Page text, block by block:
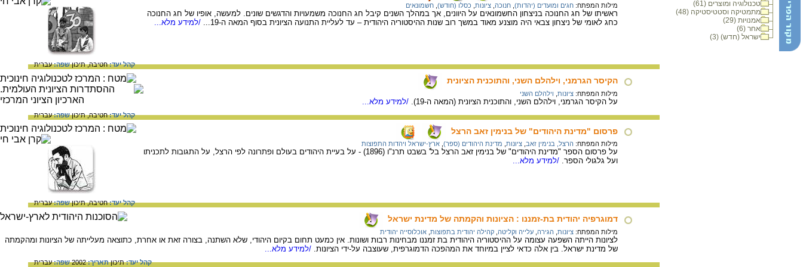
טכנולוגיה ומוצרים (61)
מתמטיקה וסטטיסטיקה (48)
אמנויות (29)
אחר (6)
ישראל (חדש) (3)
מילות המפתח: חגים ומועדים (יהדות) חנוכה ציונות כסלו (חודש) חשמונאים
ראשיתו של חג החנוכה בניצחון החשמונאים על היוונים, אך במהלך השנים קיבל חג החנוכה משמעויות והדגשים שונים. למעשה, אופיו של חג החנוכה
כחג לאומי של ניצחון צבאי היה מוצנע מאוד במשך רוב שנות ההיסטוריה היהודית – עד לעליית התנועה הציונית בסוף המאה ה-19...
/למידע מלא...
קהל יעד:חטיבה,תיכוןשפה:עברית
הקיסר הגרמני, וילהלם השני, והתוכנית הציונית
מילות המפתח: ציונות וילהלם השני
על הקיסר הגרמני, וילהלם השני, והתוכנית הציונית (המאה ה-19). /למידע מלא...
קהל יעד:חטיבה,תיכוןשפה:עברית
פרסום "מדינת היהודים" של בנימין זאב הרצל
מילות המפתח: הרצל, בנימין זאב ציונות מדינת היהודים (ספר) ארץ-ישראל ויהדות התפוצות
על פרסום הספר "מדינת היהודים" של בנימין זאב הרצל בל' בשבט תרנ"ו (1896) - על בעיית היהודים בעולם ופתרונה לפי הרצל, על התגובות לתכניתו
ועל גלגולי הספר. /למידע מלא...
קהל יעד:חטיבה,תיכוןשפה:עברית
דמוגרפיה יהודית בת-זמננו : הציונות והקמתה של מדינת ישראל
מילות המפתח: ציונות הגירה עלייה וקליטה קהילה יהודית בתפוצות אוכלוסייה יהודית
לציונות הייתה השפעה עצומה על ההיסטוריה היהודית בת זמננו מבחינות רבות ושונות. אין כמעט תחום בקיום היהודי, שלא השתנה, בצורה זאת או אחרת, כתוצאה מעלייתה של הציונות ומהקמתה
של מדינת ישראל. בין אלה כדאי לציין במיוחד את המהפכה הדמוגרפית, שעוצבה על-ידי הציונות. /למידע מלא...
קהל יעד:תיכוןתאריך:2002 שפה:עברית